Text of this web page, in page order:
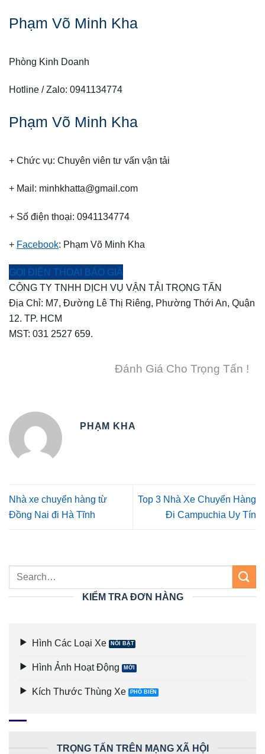
Phạm Võ Minh Kha
Phòng Kinh Doanh
Hotline / Zalo: 0941134774
Phạm Võ Minh Kha
+ Chức vụ: Chuyên viên tư vấn vận tải
+ Mail: minhkhatta@gmail.com
+ Số điện thoại: 0941134774
+ Facebook: Phạm Võ Minh Kha
GỌI ĐIỆN THOẠI BÁO GIÁ
CÔNG TY TNHH DỊCH VỤ VẬN TẢI TRỌNG TẤN
Địa Chỉ: M7, Đường Lê Thị Riêng, Phường Thới An, Quận
12. TP. HCM
MST: 031 2527 659.
Đánh Giá Cho Trọng Tấn !
PHẠM KHA
Nhà xe chuyển hàng từ
Đồng Nai đi Hà Tĩnh
Top 3 Nhà Xe Chuyển Hàng
Đi Campuchia Uy Tín
KIỂM TRA ĐƠN HÀNG
Hình Các Loại Xe
Hình Ảnh Hoạt Động
Kích Thước Thùng Xe
TRỌNG TẤN TRÊN MẠNG XÃ HỘI